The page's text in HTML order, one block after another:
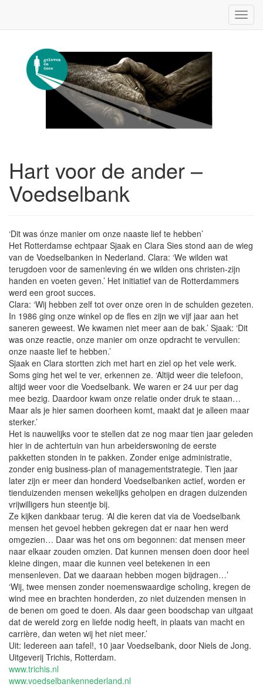
Hart voor de ander –
Voedselbank
‘Dit was ónze manier om onze naaste lief te hebben’
Het Rotterdamse echtpaar Sjaak en Clara Sies stond aan de wieg
van de Voedselbanken in Nederland. Clara: ‘We wilden wat
terugdoen voor de samenleving én we wilden ons christen-zijn
handen en voeten geven.’ Het initiatief van de Rotterdammers
werd een groot succes.
Clara: ‘Wij hebben zelf tot over onze oren in de schulden gezeten.
In 1986 ging onze winkel op de fles en zijn we vijf jaar aan het
saneren geweest. We kwamen niet meer aan de bak.’ Sjaak: ‘Dit
was onze reactie, onze manier om onze opdracht te vervullen:
onze naaste lief te hebben.’
Sjaak en Clara stortten zich met hart en ziel op het vele werk.
Soms ging het wel te ver, erkennen ze. ‘Altijd weer die telefoon,
altijd weer voor die Voedselbank. We waren er 24 uur per dag
mee bezig. Daardoor kwam onze relatie onder druk te staan…
Maar als je hier samen doorheen komt, maakt dat je alleen maar
sterker.’
Het is nauwelijks voor te stellen dat ze nog maar tien jaar geleden
hier in de achtertuin van hun arbeiderswoning de eerste
pakketten stonden in te pakken. Zonder enige administratie,
zonder enig business-plan of managementstrategie. Tien jaar
later zijn er meer dan honderd Voedselbanken actief, worden er
tienduizenden mensen wekelijks geholpen en dragen duizenden
vrijwilligers hun steentje bij.
Ze kijken dankbaar terug. ‘Al die keren dat via de Voedselbank
mensen het gevoel hebben gekregen dat er naar hen werd
omgezien… Daar was het ons om begonnen: dat mensen meer
naar elkaar zouden omzien. Dat kunnen mensen doen door heel
kleine dingen, maar die kunnen veel betekenen in een
mensenleven. Dat we daaraan hebben mogen bijdragen…’
‘Wij, twee mensen zonder noemenswaardige scholing, kregen de
wind mee en brachten honderden, zo niet duizenden mensen in
de benen om goed te doen. Als daar geen boodschap van uitgaat
dat de wereld zorg en liefde nodig heeft, in plaats van macht en
carrière, dan weten wij het niet meer.’
Uit: Iedereen aan tafel!, 10 jaar Voedselbank, door Niels de Jong.
Uitgeverij Trichis, Rotterdam.
www.trichis.nl
www.voedselbankennederland.nl